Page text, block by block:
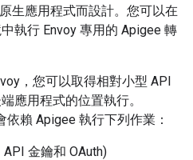
生應用程式而設計。您可以在
執行 Envoy 專用的 Apigee 轉
，您可以取得相對小型 API
應用程式的位置執行。
賴 Apigee 執行下列作業：
金鑰和 OAuth)